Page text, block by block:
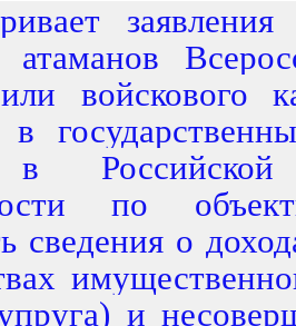
войскового
в
по
сведения о
и